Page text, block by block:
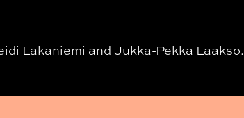
Lakaniemi and Jukka-Pekka Laakso.